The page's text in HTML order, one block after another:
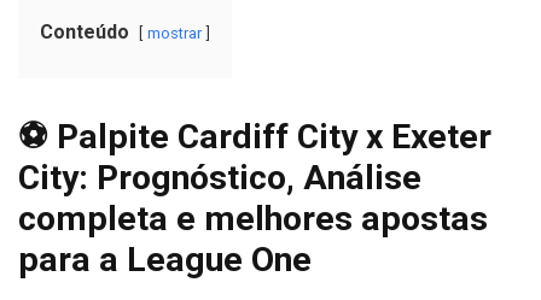
Conteúdo mostrar
⚽ Palpite Cardiff City x Exeter
City: Prognóstico, Análise
completa e melhores apostas
para a League One